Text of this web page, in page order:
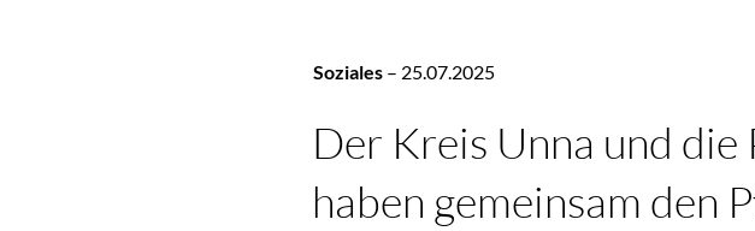
Soziales – 25.07.2025
Der Kreis Unna und die
haben gemeinsam den